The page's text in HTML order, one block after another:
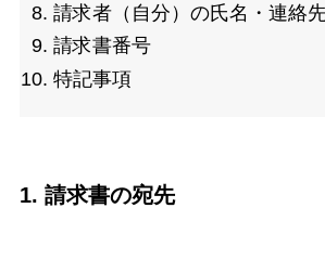
請求者（自分）の氏名・連絡
請求書番号
特記事項
1. 請求書の宛先